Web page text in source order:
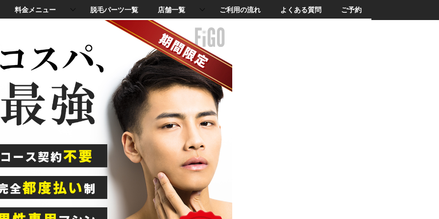
料金メニュー 脱毛パーツ一覧 店舗一覧 ご利用の流れ よくある質問 ご予約